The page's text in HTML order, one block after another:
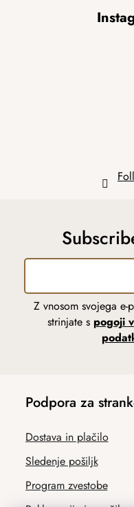
Z vnosom svojega e-
strinjate s pogoji
Podpora za
Dostava in plačilo
Sledenje pošiljk
Program zvestobe